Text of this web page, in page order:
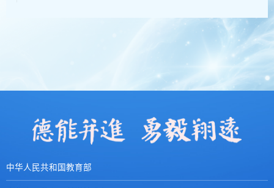
中华人民共和国教育部